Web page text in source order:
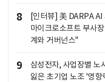
8
[인터뷰] 美 DARPA
마이크로소프트 부사
계와 거버넌스"
9
삼성전자, 사업장별 노
잃은 초기업 노조 '영향